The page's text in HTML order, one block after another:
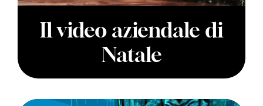
Il video aziendale di
Natale